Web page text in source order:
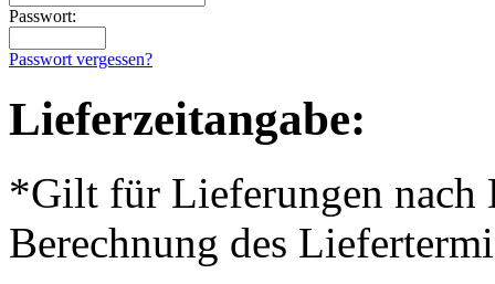
Passwort:
Passwort vergessen?
Lieferzeitangabe:
*Gilt für Lieferungen nach
Berechnung des